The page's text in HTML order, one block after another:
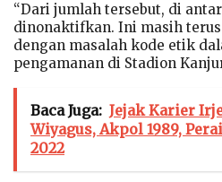
“Dari jumlah tersebut, di
dinonaktifkan. Ini masih
dengan masalah kode etik
pengamanan di Stadion
Baca Juga: Jejak Karier
Wiyagus, Akpol 1989,
2022